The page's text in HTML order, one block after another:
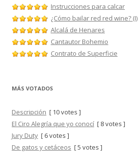
Instrucciones para calcar
¿Cómo bailar red red wine? (I)
Alcalá de Henares
Cantautor Bohemio
Contrato de Superficie
MÁS VOTADOS
Descripción [ 10 votes ]
El Ciro Alegría que yo conocí [ 8 votes ]
Jury Duty [ 6 votes ]
De gatos y cetáceos [ 5 votes ]